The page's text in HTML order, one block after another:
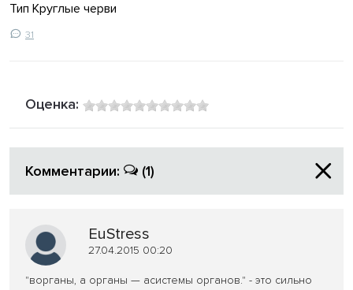
Тип Круглые черви
31
Оценка:
Комментарии: (1)
EuStress
27.04.2015 00:20
"ворганы, а органы — асистемы органов." - это сильно